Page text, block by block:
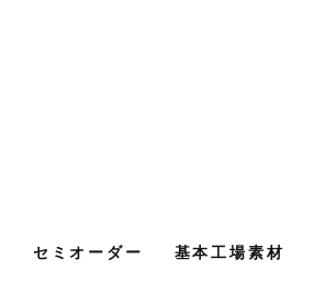
セミオーダー 基本工場素材